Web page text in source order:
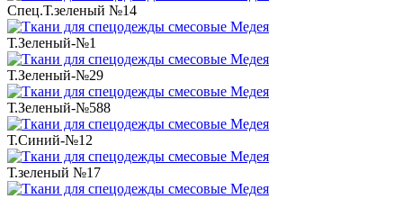
Спец.Т.зеленый №14
Т.Зеленый-№1
Т.Зеленый-№29
Т.Зеленый-№588
Т.Синий-№12
Т.зеленый №17